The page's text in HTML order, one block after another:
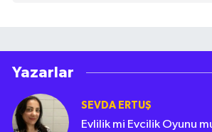
Yazarlar
SEVDA ERTUŞ
Evlilik mi Evcilik Oyunu